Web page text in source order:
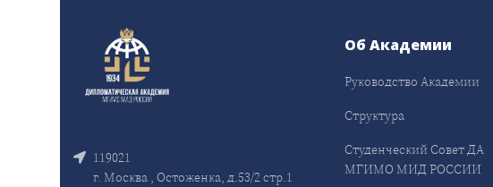
119021
г. Москва , Остоженка, д.53/2 стр.1
Об Академии
Руководство Академии
Структура
Студенческий Совет ДА
МГИМО МИД РОССИИ